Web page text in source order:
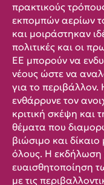
πρακτικούς
εκπομπών αερίων
και μοιράστηκαν
πολιτικές και οι
ΕΕ μπορούν να
νέους ώστε να
για το περιβάλλον.
ενθάρρυνε τον
κριτική σκέψη και
θέματα που
βιώσιμο και δίκαιο
όλους. Η εκδήλωση
ευαισθητοποίηση
με τις